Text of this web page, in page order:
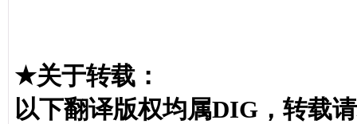
★关于转载：
以下翻译版权均属DIG，转载